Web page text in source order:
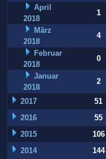
April
2018
1
März
2018
4
Februar
2018
0
Januar
2018
2
2017 51
2016
55
2015
106
2014
144